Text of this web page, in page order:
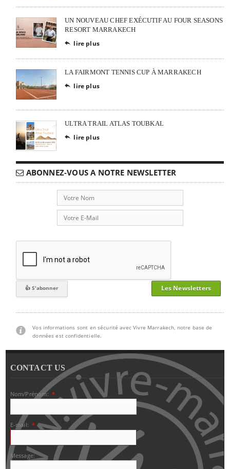
UN NOUVEAU CHEF EXÉCUTIF AU FOUR SEASONS
RESORT MARRAKECH
 lire plus
LA FAIRMONT TENNIS CUP À MARRAKECH
 lire plus
ULTRA TRAIL ATLAS TOUBKAL
 lire plus
ABONNEZ-VOUS A NOTRE NEWSLETTER
Les Newsletters
Vos informations sont en sécurité avec Vivre Marrakech, notre base de
données est confidentielle.
CONTACT US
Nom/Prénom: *
E-mail: *
Message: